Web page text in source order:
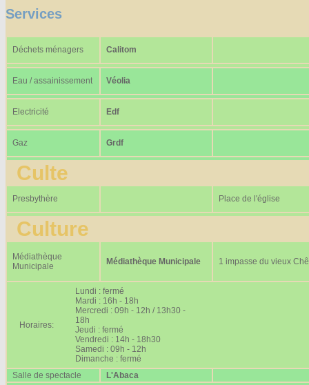
Services
Déchets ménagers Calitom
Eau / assainissement Véolia
Electricité Edf
Gaz Grdf
Culte
Presbythère Place de l'église
Culture
Médiathèque
Municipale
Médiathèque Municipale 1 impasse du vieux
Horaires:
Lundi : fermé
Mardi : 16h - 18h
Mercredi : 09h - 12h / 13h30 -
18h
Jeudi : fermé
Vendredi : 14h - 18h30
Samedi : 09h - 12h
Dimanche : fermé
Salle de spectacle
L'Abaca